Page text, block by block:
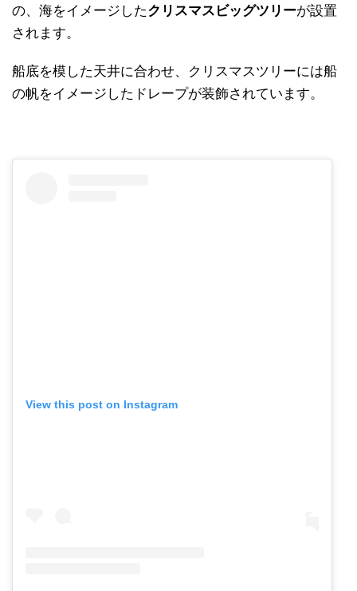
の、海をイメージしたクリスマスビッグツリーが設置
されます。
船底を模した天井に合わせ、クリスマスツリーには船
の帆をイメージしたドレープが装飾されています。
View this post on Instagram